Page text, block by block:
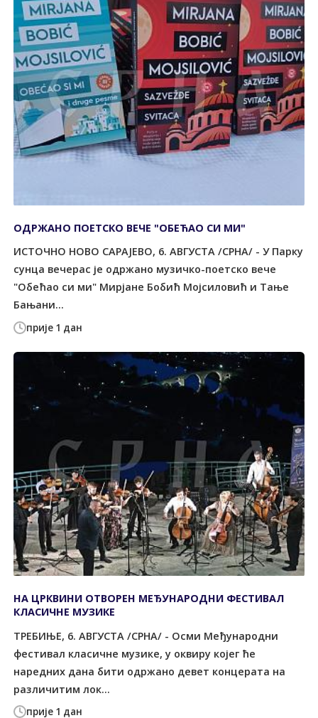
прије 1 дан
ОДРЖАНО ПОЕТСКО ВЕЧЕ "ОБЕЋАО СИ МИ"
ИСТОЧНО НОВО САРАЈЕВО, 6. АВГУСТА /СРНА/ - У Парку
сунца вечерас је одржано музичко-поетско вече
"Обећао си ми" Мирјане Бобић Мојсиловић и Тање
Бањани...
прије 1 дан
НА ЦРКВИНИ ОТВОРЕН МЕЂУНАРОДНИ ФЕСТИВАЛ
КЛАСИЧНЕ МУЗИКЕ
ТРЕБИЊЕ, 6. АВГУСТА /СРНА/ - Осми Међународни
фестивал класичне музике, у оквиру којег ће
наредних дана бити одржано девет концерата на
различитим лок...